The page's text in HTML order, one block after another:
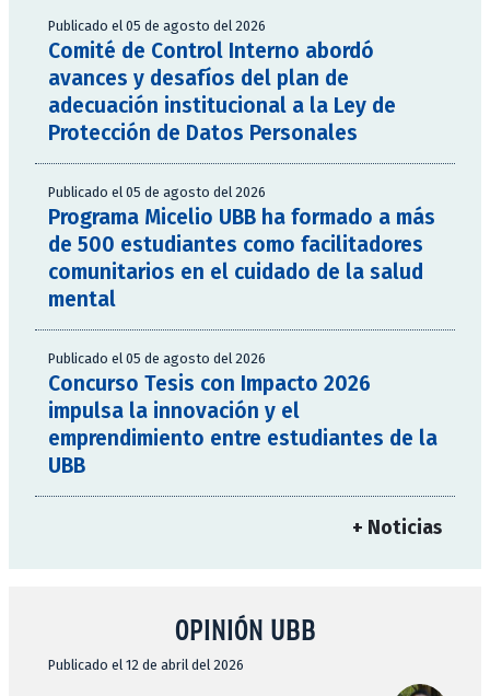
Publicado el 05 de agosto del 2026
Comité de Control Interno abordó
avances y desafíos del plan de
adecuación institucional a la Ley de
Protección de Datos Personales
Publicado el 05 de agosto del 2026
Programa Micelio UBB ha formado a más
de 500 estudiantes como facilitadores
comunitarios en el cuidado de la salud
mental
Publicado el 05 de agosto del 2026
Concurso Tesis con Impacto 2026
impulsa la innovación y el
emprendimiento entre estudiantes de la
UBB
+ Noticias
OPINIÓN UBB
Publicado el 12 de abril del 2026